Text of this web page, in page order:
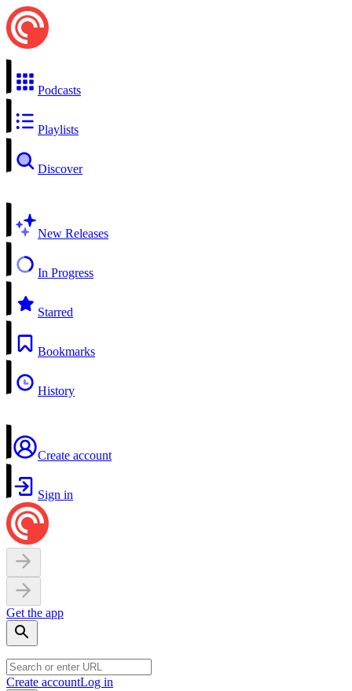
Podcasts
Playlists
Discover
New Releases
In Progress
Starred
Bookmarks
History
Create account
Sign in
Get the app
Create accountLog in